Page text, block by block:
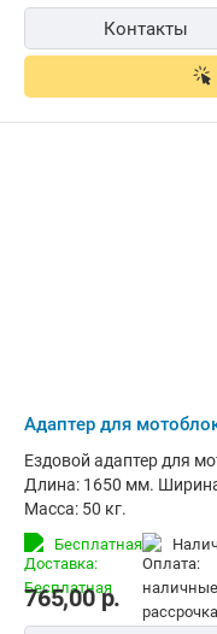
оборудования;
мм: 600 - 750;
мотоблоку:
Контакты
Адаптер для
Ездовой адаптер для
Длина: 1650 мм.
Масса: 50 кг.
Бесплатная
765,00р.